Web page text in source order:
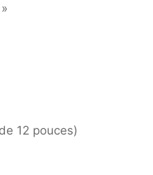
12 pouces)